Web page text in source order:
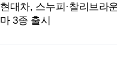
현대차, 스누피·찰리브라
마 3종 출시